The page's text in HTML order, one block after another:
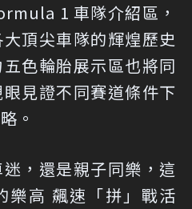
1 車隊介紹區，
頂尖車隊的輝煌歷史
色輪胎展示區也將同
見證不同賽道條件下
。
，還是親子同樂，這
樂高 飆速「拼」戰活